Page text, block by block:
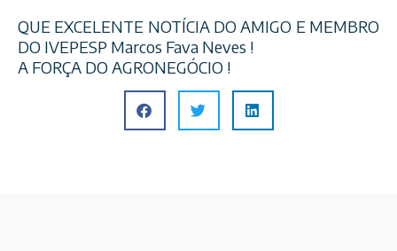
QUE EXCELENTE NOTÍCIA DO AMIGO E MEMBRO
DO IVEPESP Marcos Fava Neves !
A FORÇA DO AGRONEGÓCIO !